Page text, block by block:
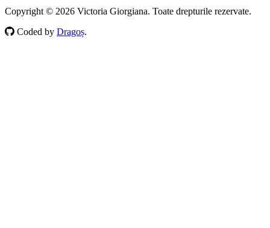
Copyright © 2026 Victoria Giorgiana. Toate drepturile rezervate.
Coded by Dragoș.